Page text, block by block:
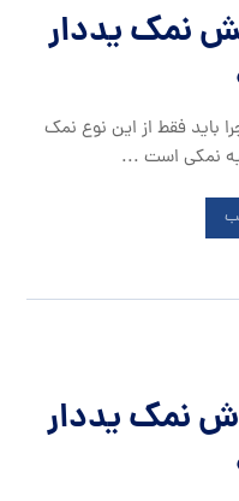
نمک یددار
فقط از این نوع نمک
نمکی است ...
نمک یددار